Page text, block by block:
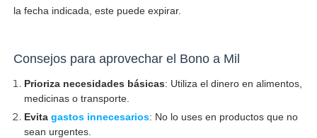
la fecha indicada, este puede expirar.
Consejos para aprovechar el Bono a Mil
Prioriza necesidades básicas: Utiliza el dinero en alimentos,
medicinas o transporte.
Evita gastos innecesarios: No lo uses en productos que no
sean urgentes.